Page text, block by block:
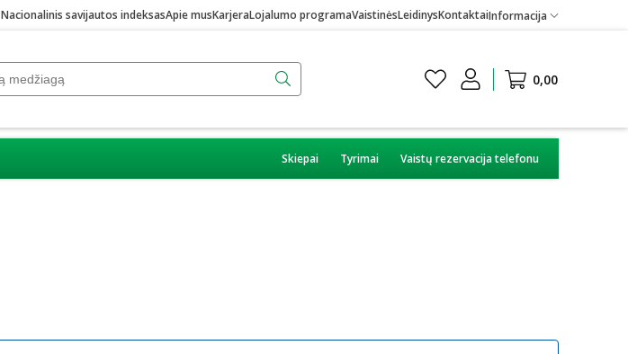
Nacionalinis savijautos indeksasApie musKarjeraLojalumo programaVaistinėsLeidinysKontaktaiInformacija
0,00
Skiepai Tyrimai Vaistų rezervacija telefonu